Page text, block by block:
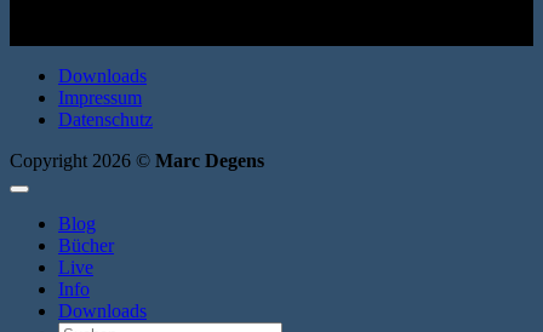
Downloads
Impressum
Datenschutz
Copyright 2026 © Marc Degens
Blog
Bücher
Live
Info
Downloads